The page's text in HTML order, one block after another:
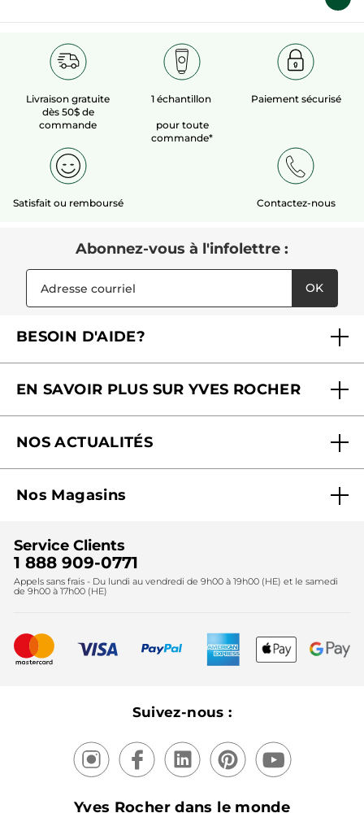
Livraison gratuite
dès 50$ de
commande
1 échantillon
pour toute
commande*
Paiement sécurisé
Satisfait ou remboursé Contactez-nous
Abonnez-vous à l'infolettre :
OK
BESOIN D'AIDE?
Contactez-nous
Offre Courrier / Magazine
Accessibilité
Cadeaux corporatifs
EN SAVOIR PLUS SUR YVES ROCHER
Pourquoi nous faire confiance ?
Fondation Yves Rocher
2024
Lutte contre le travail forcé et le travail des enfants
2025
NOS ACTUALITÉS
Black Friday
Noël
Fête des mères
Nouveautés
Recyclage
Nos Magasins
Instituts
Service Clients
1 888 909-0771
Appels sans frais - Du lundi au vendredi de 9h00 à 19h00 (HE) et le samedi
de 9h00 à 17h00 (HE)
Suivez-nous :
Yves Rocher dans le monde